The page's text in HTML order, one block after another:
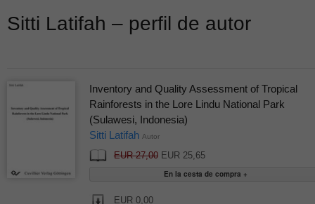
Sitti Latifah – perfil de autor
Inventory and Quality Assessment of Tropical
Rainforests in the Lore Lindu National Park
(Sulawesi, Indonesia)
Sitti Latifah Autor
EUR 27,00EUR 25,65
EUR 0,00